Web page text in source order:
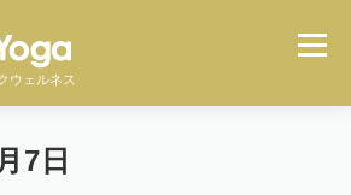
ウェルネス
メニ
ガとは
7日